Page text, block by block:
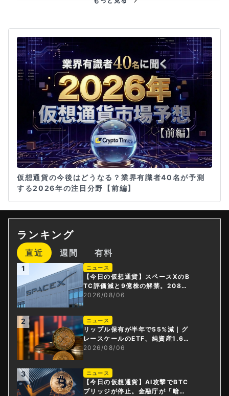
仮想通貨の今後はどうなる？業界有識者40名が予測
する2026年の注目分野【前編】
ランキング
直近 週間 有料
1 ニュース
【今日の仮想通貨】スペースXのB
TC評価減と9億株の解禁。208億
円相当のBTCが盗難
2026/08/06
2 ニュース
リップル保有が半年で55%減｜グ
レースケールのETF、純資産1.6億
ドル減
2026/08/06
3 ニュース
【今日の仮想通貨】AI攻撃でBTC
ブリッジが停止。金融庁が「暗号